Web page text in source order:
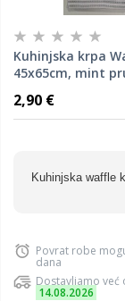
Kuhinjska krpa
45x65cm, mint
2,90 €
Kuhinjska waffle
Povrat robe
dana
Dostavljamo već
14.08.2026